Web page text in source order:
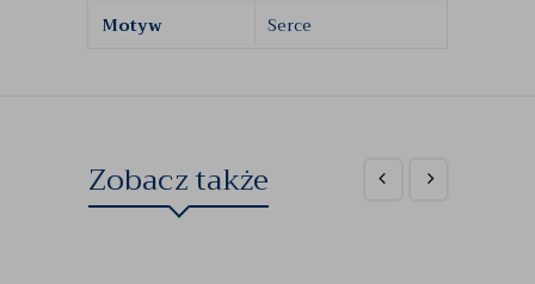
Motyw
Serce
Zobacz także